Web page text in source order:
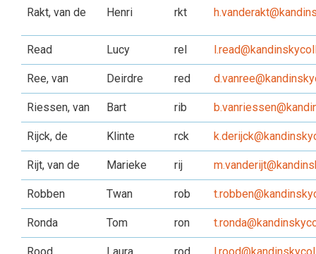
Rakt, van de Henri rkt
Read Lucy rel
Ree, van Deirdre red
Riessen, van Bart rib
Rijck, de Klinte rck
Rijt, van de Marieke rij
Robben Twan rob
Ronda Tom ron